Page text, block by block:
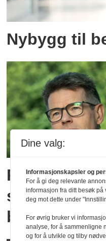
Nybygg til
Radiografer
beredskap
Dine valg:
Informasjonskapsler og
For å gi deg relevante
informasjon fra ditt besøk på
deg mot dette under
For øvrig bruker vi
analyse, for å sammenligne
og for å utvikle og tilby